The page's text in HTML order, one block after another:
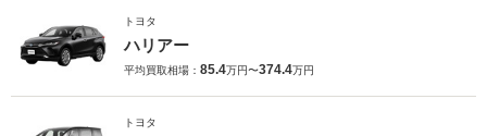
トヨタ
ハリアー
平均買取相場： 85.4万円〜374.4万円
トヨタ